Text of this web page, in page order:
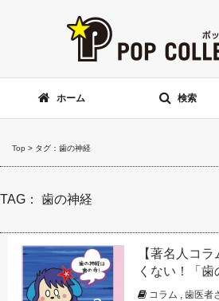
ホーム 検索
Top > タグ：歯の神経
TAG： 歯の神経
【著名人コ
くない！「歯
コラム , 歯医者